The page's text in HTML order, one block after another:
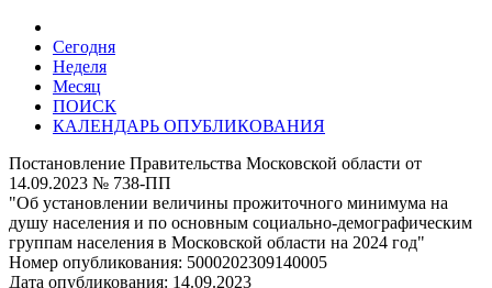
Сегодня
Неделя
Месяц
ПОИСК
КАЛЕНДАРЬ ОПУБЛИКОВАНИЯ
Постановление Правительства Московской области от
14.09.2023 № 738-ПП
"Об установлении величины прожиточного минимума на
душу населения и по основным социально-демографическим
группам населения в Московской области на 2024 год"
Номер опубликования: 5000202309140005
Дата опубликования: 14.09.2023